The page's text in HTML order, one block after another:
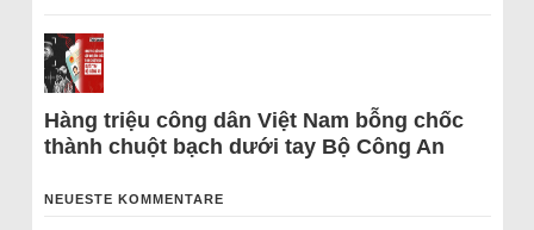
Hàng triệu công dân Việt Nam bỗng chốc
thành chuột bạch dưới tay Bộ Công An
NEUESTE KOMMENTARE